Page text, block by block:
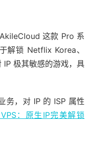
这款 Pro 系
解锁 Netflix Korea、
极其敏感的游戏，具
务，对 IP 的 ISP 属性
：原生IP完美解锁